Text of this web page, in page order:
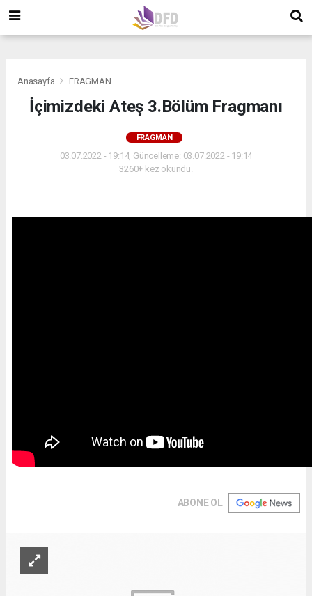
Anasayfa FRAGMAN
İçimizdeki Ateş 3.Bölüm Fragmanı
FRAGMAN
03.07.2022 - 19:14, Güncelleme: 03.07.2022 - 19:14
3260+ kez okundu.
ABONE OL